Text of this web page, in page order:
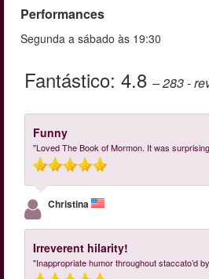
Performances
Segunda a sábado às 19:30
Fantástico: 4.8 – 283-
Funny
"Loved The Book of Mormon. It was
Christina
Irreverent hilarity!
"Inappropriate humor throughout staccato’d